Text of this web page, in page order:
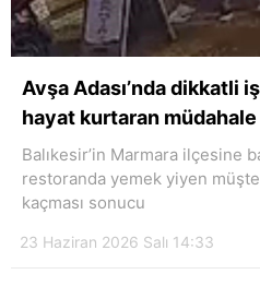
Avşa Adası’nda dikkatli
hayat kurtaran müdahale
Balıkesir’in Marmara ilçesine
restoranda yemek yiyen
kaçması sonucu
23 Haziran 2026 Salı 14:33